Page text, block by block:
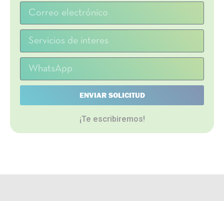
ENVIAR SOLICITUD
¡Te escribiremos!